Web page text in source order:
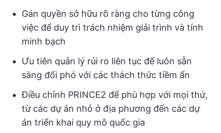
Gán quyền sở hữu rõ ràng cho từng công
việc để duy trì trách nhiệm giải trình và tính
minh bạch
Ưu tiên quản lý rủi ro liên tục để luôn sẵn
sàng đối phó với các thách thức tiềm ẩn
Điều chỉnh PRINCE2 để phù hợp với mọi thứ,
từ các dự án nhỏ ở địa phương đến các dự
án triển khai quy mô quốc gia